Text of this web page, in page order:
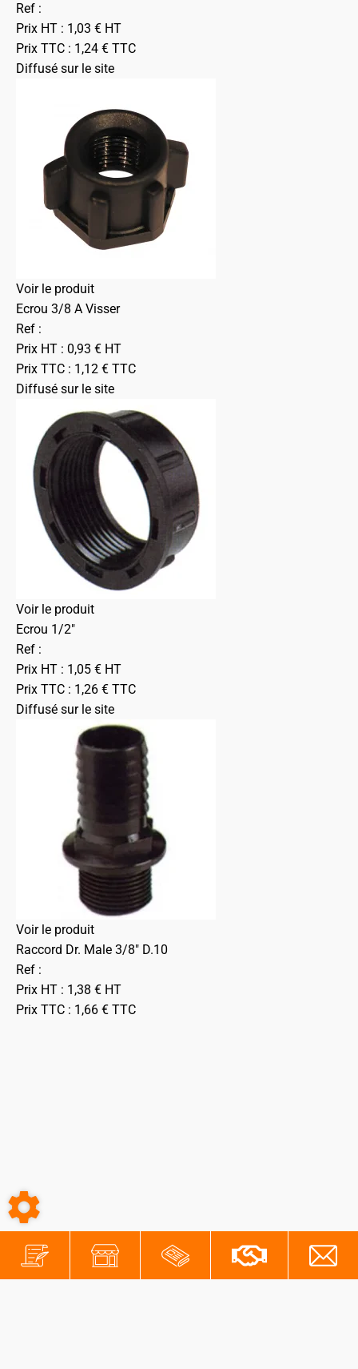
Ref :
Prix HT : 1,03 € HT
Prix TTC : 1,24 € TTC
Diffusé sur le site
Voir le produit
Ecrou 3/8 A Visser
Ref :
Prix HT : 0,93 € HT
Prix TTC : 1,12 € TTC
Diffusé sur le site
Voir le produit
Ecrou 1/2"
Ref :
Prix HT : 1,05 € HT
Prix TTC : 1,26 € TTC
Diffusé sur le site
Voir le produit
Raccord Dr. Male 3/8" D.10
Ref :
Prix HT : 1,38 € HT
Prix TTC : 1,66 € TTC